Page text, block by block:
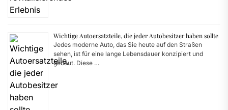
Wichtige Autoersatzteile, die jeder Autobesitzer haben sollte
Jedes moderne Auto, das Sie heute auf den Straßen
sehen, ist für eine lange Lebensdauer konzipiert und
gebaut. Diese …